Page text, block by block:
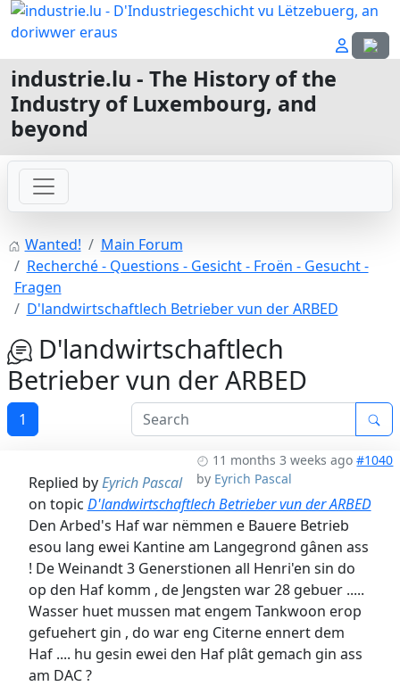
Select
industrie.lu - The History of the
Industry of Luxembourg, and
beyond
Wanted!
Main Forum
Recherché - Questions - Gesicht - Froën - Gesucht -
Fragen
D'landwirtschaftlech Betrieber vun der ARBED
D'landwirtschaftlech
Betrieber vun der ARBED
1
11 months 3 weeks ago #1040
by Eyrich Pascal
Replied byEyrich Pascal
on topic D'landwirtschaftlech Betrieber vun der ARBED
Den Arbed's Haf war nëmmen e Bauere Betrieb
esou lang ewei Kantine am Langegrond gânen ass
! De Weinandt 3 Generstionen all Henri'en sin do
op den Haf komm , de Jengsten war 28 gebuer .....
Wasser huet mussen mat engem Tankwoon erop
gefuehert gin , do war eng Citerne ennert dem
Haf .... hu gesin ewei den Haf plât gemach gin ass
am DAC ?